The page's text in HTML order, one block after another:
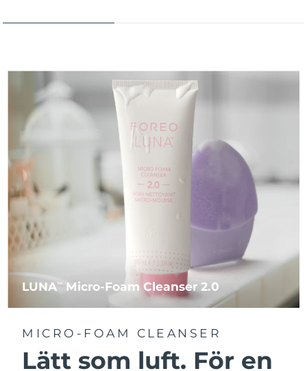
LUNATM Micro-Foam Cleanser 2.0
MICRO-FOAM CLEANSER
Lätt som luft. För en